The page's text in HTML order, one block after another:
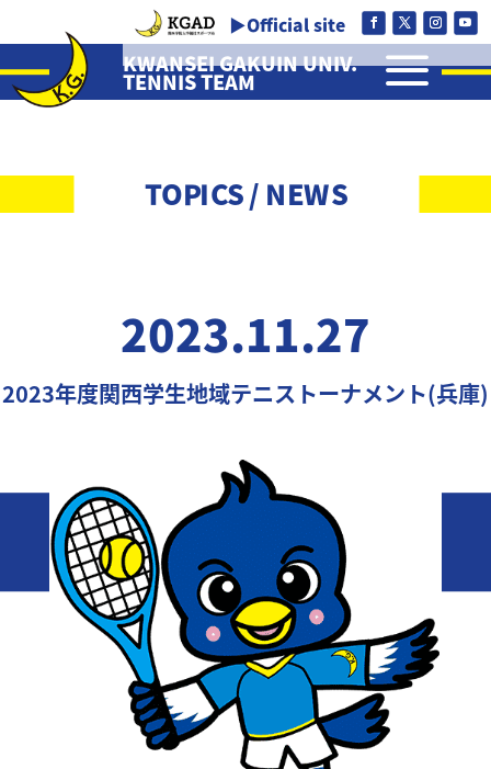
▶Official site
KWANSEI GAKUIN UNIV.
TENNIS TEAM a
TOPICS / NEWS
2023.11.27
2023年度関西学生地域テニストーナメント(兵庫)